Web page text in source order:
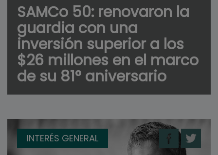
SAMCo 50: renovaron la
guardia con una
inversión superior a los
$26 millones en el marco
de su 81° aniversario
INTERÉS GENERAL